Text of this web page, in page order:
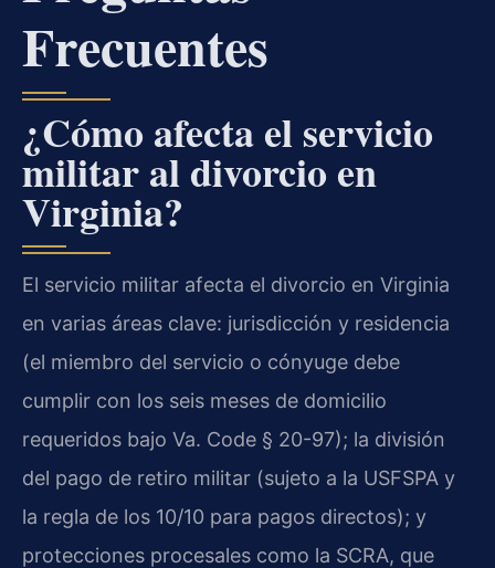
Frecuentes
¿Cómo afecta el servicio
militar al divorcio en
Virginia?
El servicio militar afecta el divorcio en Virginia
en varias áreas clave: jurisdicción y residencia
(el miembro del servicio o cónyuge debe
cumplir con los seis meses de domicilio
requeridos bajo Va. Code § 20-97); la división
del pago de retiro militar (sujeto a la USFSPA y
la regla de los 10/10 para pagos directos); y
protecciones procesales como la SCRA, que